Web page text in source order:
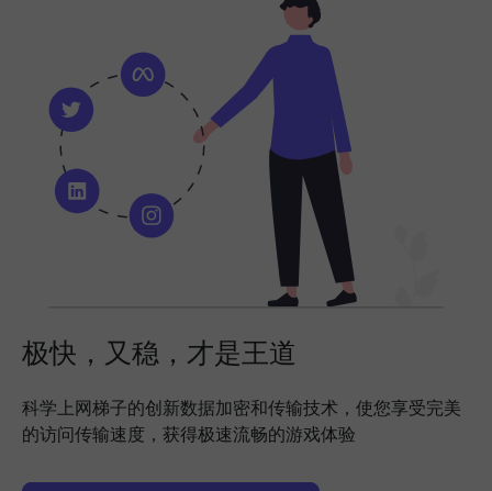
极快，又稳，才是王道
科学上网梯子的创新数据加密和传输技术，使您享受完美
的访问传输速度，获得极速流畅的游戏体验